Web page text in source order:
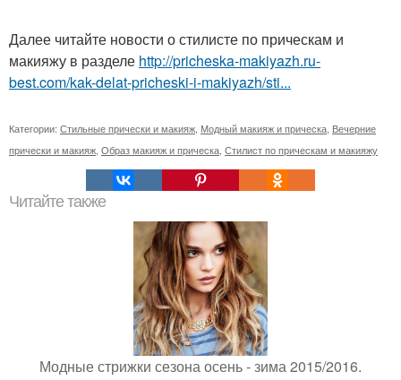
Далее читайте новости о стилисте по прическам и
макияжу в разделе http://pricheska-makiyazh.ru-
best.com/kak-delat-pricheski-i-makiyazh/sti...
Категории: Стильные прически и макияж Модный макияж и прическа Вечерние
прически и макияж Образ макияж и прическа Стилист по прическам и макияжу
Читайте также
Модные стрижки сезона осень - зима 2015/2016.